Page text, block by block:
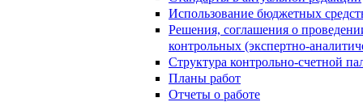
Использование бюджетных
Решения, соглашения о
контрольных (экспертно-
Структура контрольно-счетной
Планы работ
Отчеты о работе